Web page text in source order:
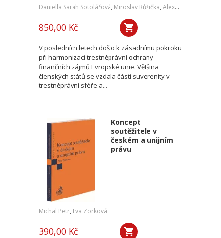
Daniella Sarah Sotolářová, Miroslav Růžička, Alexander Sotolář
850,00 Kč
V posledních letech došlo k zásadnímu pokroku
při harmonizaci trestněprávní ochrany
finančních zájmů Evropské unie. Většina
členských států se vzdala části suverenity v
trestněprávní sféře a...
Koncept
soutěžitele v
českém a unijním
právu
Michal Petr, Eva Zorková
390,00 Kč